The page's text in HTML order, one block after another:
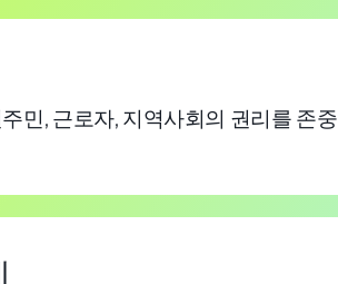
민, 근로자, 지역사회의 권리를 존중